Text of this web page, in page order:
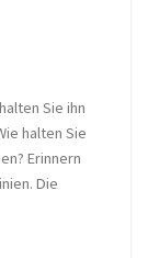
Sie ihn
halten Sie
Erinnern
Die